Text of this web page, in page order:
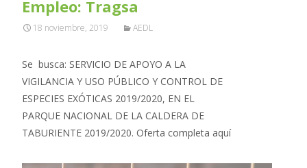
Empleo: Tragsa
18 noviembre, 2019 AEDL
Se busca: SERVICIO DE APOYO A LA
VIGILANCIA Y USO PÚBLICO Y CONTROL DE
ESPECIES EXÓTICAS 2019/2020, EN EL
PARQUE NACIONAL DE LA CALDERA DE
TABURIENTE 2019/2020. Oferta completa aquí